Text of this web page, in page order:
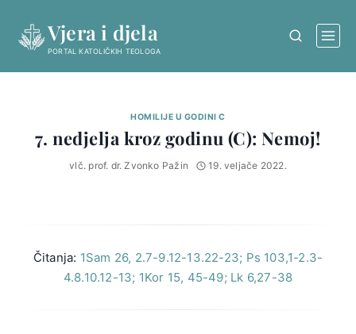
content
Vjera i djela
PORTAL KATOLIČKIH TEOLOGA
HOMILIJE U GODINI C
7. nedjelja kroz godinu (C): Nemoj!
vlč. prof. dr. Zvonko Pažin 19. veljače 2022.
Čitanja: 1Sam 26, 2.7-9.12-13.22-23; Ps 103,1-2.3-
4.8.10.12-13; 1Kor 15, 45-49; Lk 6,27-38